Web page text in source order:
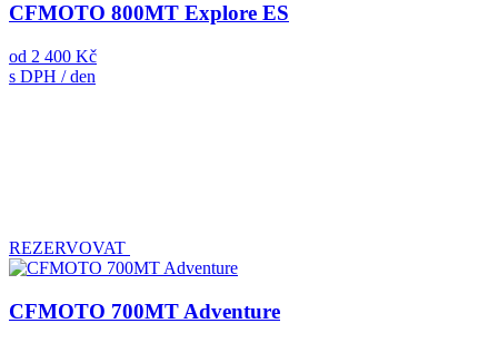
CFMOTO 800MT Explore ES
od 2 400 Kč
s DPH / den
REZERVOVAT
CFMOTO 700MT Adventure